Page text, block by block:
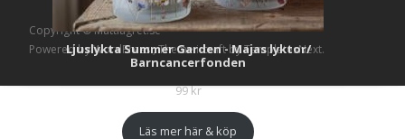
Ljuslykta Summer Garden - Majas lyktor/
Barncancerfonden
99kr
Läs mer här & köp
Copyright © Mattlagret.se
Powered by WordPress, Themei-craftby TemplatesNext.